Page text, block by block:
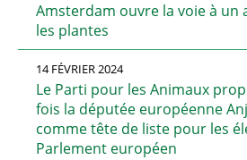
Amsterdam ouvre la voie à un
les plantes
14 FÉVRIER 2024
Le Parti pour les Animaux
fois la députée européenne
comme tête de liste pour les
Parlement européen